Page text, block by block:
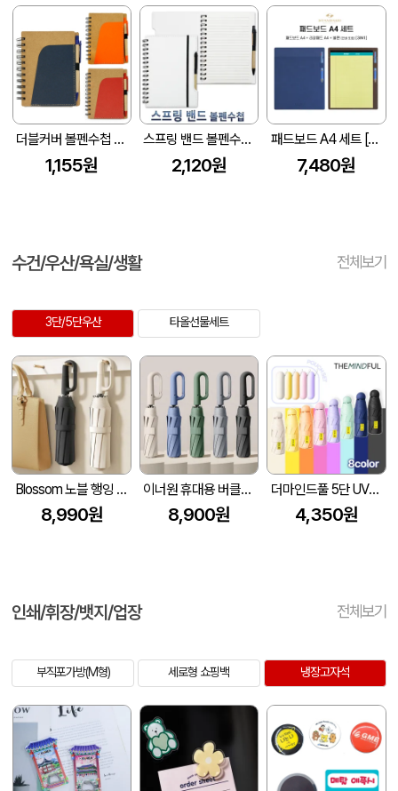
더블커버 볼펜수첩 209
1,155원
스프링 밴드 볼펜수첩(화이트) (151X208X11mm)
2,120원
패드보드 A4 세트 [디자인등록]
7,480원
수건/우산/욕실/생활 전체보기
3단/5단우산 타올선물세트
Blossom 노블 행잉 카라비너 접이식 3단 자동양우산 10K 1P
8,990원
이너원 휴대용 버클형 10K 3단 자동 양우산 (UPF 50+)
8,900원
더마인드풀 5단 UV차단 미니캡슐 파스텔 5단 양우산 색상 8종
4,350원
인쇄/휘장/뱃지/업장 전체보기
부직포가방(M형) 세로형 쇼핑백 냉장고자석